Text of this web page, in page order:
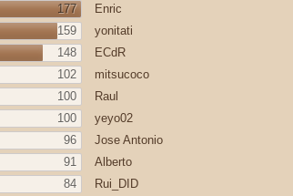
177
159
148
102
100
100
96
91
84
Enric
yonitati
ECdR
mitsucoco
Raul
yeyo02
Jose Antonio
Alberto
Rui_DID